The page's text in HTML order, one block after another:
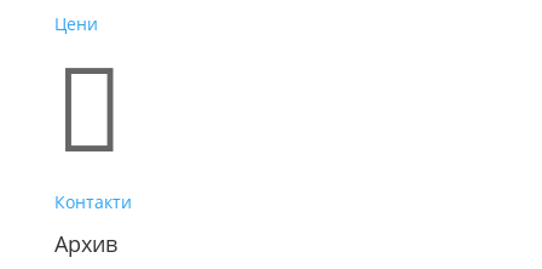
Цени

Контакти
Архив